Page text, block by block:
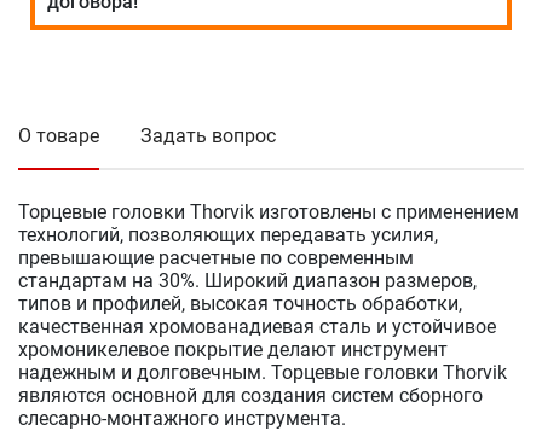
О товаре Задать вопрос
Торцевые головки Thorvik изготовлены с применением
технологий, позволяющих передавать усилия,
превышающие расчетные по современным
стандартам на 30%. Широкий диапазон размеров,
типов и профилей, высокая точность обработки,
качественная хромованадиевая сталь и устойчивое
хромоникелевое покрытие делают инструмент
надежным и долговечным. Торцевые головки Thorvik
являются основной для создания систем сборного
слесарно-монтажного инструмента.